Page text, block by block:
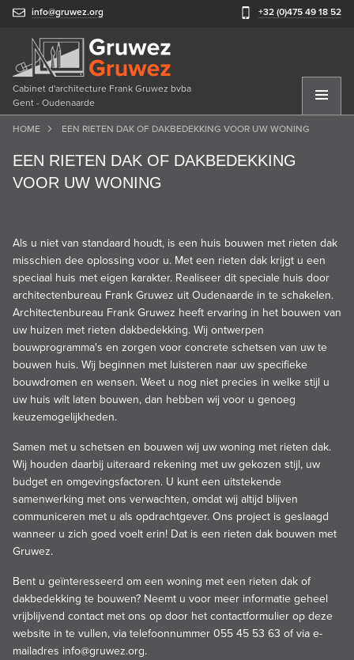
info@gruwez.org +32 (0)475 49 18 52
Cabinet d'architecture Frank Gruwez bvba
Gent - Oudenaarde
HOME EEN RIETEN DAK OF DAKBEDEKKING VOOR UW WONING
EEN RIETEN DAK OF DAKBEDEKKING
VOOR UW WONING
Als u niet van standaard houdt, is een huis bouwen met rieten dak
misschien dee oplossing voor u. Met een rieten dak krijgt u een
speciaal huis met eigen karakter. Realiseer dit speciale huis door
architectenbureau Frank Gruwez uit Oudenaarde in te schakelen.
Architectenbureau Frank Gruwez heeft ervaring in het bouwen van
uw huizen met rieten dakbedekking. Wij ontwerpen
bouwprogramma's en zorgen voor concrete schetsen van uw te
bouwen huis. Wij beginnen met luisteren naar uw specifieke
bouwdromen en wensen. Weet u nog niet precies in welke stijl u
uw huis wilt laten bouwen, dan hebben wij voor u genoeg
keuzemogelijkheden.
Samen met u schetsen en bouwen wij uw woning met rieten dak.
Wij houden daarbij uiteraard rekening met uw gekozen stijl, uw
budget en omgevingsfactoren. U kunt een uitstekende
samenwerking met ons verwachten, omdat wij altijd blijven
communiceren met u als opdrachtgever. Ons project is geslaagd
wanneer u zich goed voelt erin! Dat is een rieten dak bouwen met
Gruwez.
Bent u geïnteresseerd om een woning met een rieten dak of
dakbedekking te bouwen? Neemt u voor meer informatie geheel
vrijblijvend contact met ons op door het contactformulier op deze
website in te vullen, via telefoonnummer 055 45 53 63 of via e-
mailadres info@gruwez.org.